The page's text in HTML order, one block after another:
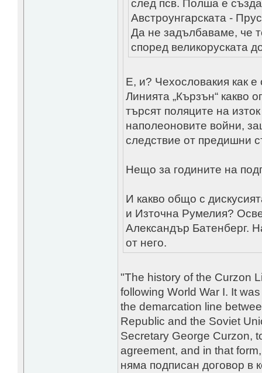
след псв. Полша е
Австроунгарската -
Да не задълбаваме, че
според великоруската
Е, и? Чехословакия как
Линията „Кързън“ какво
търсят поляците на
наполеоновите войни,
следствие от предишни
Нещо за годините на
И какво общо с
и Източна Румелия?
Александър Батенберг.
от него.
"The history of the Curzon
following World War I. It
the demarcation line
Republic and the Soviet
Secretary George Curzon,
agreement, and in that
няма подписан договор в